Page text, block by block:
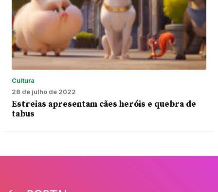
Cultura
28 de julho de 2022
Estreias apresentam cães heróis e quebra de
tabus